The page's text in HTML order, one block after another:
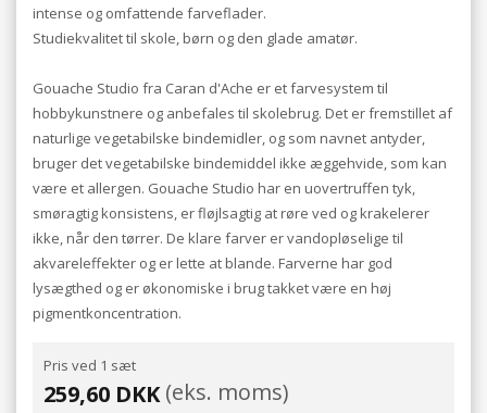
intense og omfattende farveflader.
Studiekvalitet til skole, børn og den glade amatør.
Gouache Studio fra Caran d'Ache er et farvesystem til
hobbykunstnere og anbefales til skolebrug. Det er fremstillet af
naturlige vegetabilske bindemidler, og som navnet antyder,
bruger det vegetabilske bindemiddel ikke æggehvide, som kan
være et allergen. Gouache Studio har en uovertruffen tyk,
smøragtig konsistens, er fløjlsagtig at røre ved og krakelerer
ikke, når den tørrer. De klare farver er vandopløselige til
akvareleffekter og er lette at blande. Farverne har god
lysægthed og er økonomiske i brug takket være en høj
pigmentkoncentration.
Pris ved 1 sæt
259,60 DKK(eks. moms)